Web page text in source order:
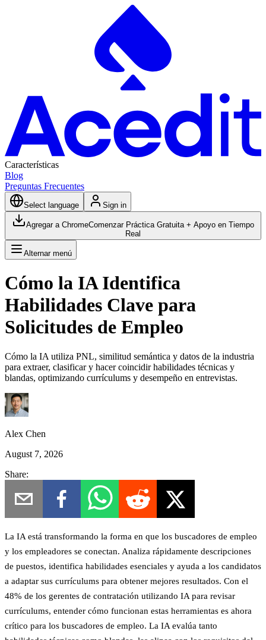
Características
Blog
Preguntas Frecuentes
Select language Sign in
Agregar a ChromeComenzar Práctica Gratuita + Apoyo en Tiempo
Real
Alternar menú
Cómo la IA Identifica
Habilidades Clave para
Solicitudes de Empleo
Cómo la IA utiliza PNL, similitud semántica y datos de la industria
para extraer, clasificar y hacer coincidir habilidades técnicas y
blandas, optimizando currículums y desempeño en entrevistas.
Alex Chen
August 7, 2026
Share:
La IA está transformando la forma en que los buscadores de empleo
y los empleadores se conectan. Analiza rápidamente descripciones
de puestos, identifica habilidades esenciales y ayuda a los candidatos
a adaptar sus currículums para obtener mejores resultados. Con el
48% de los gerentes de contratación utilizando IA para revisar
currículums, entender cómo funcionan estas herramientas es ahora
crítico para los buscadores de empleo. La IA evalúa tanto